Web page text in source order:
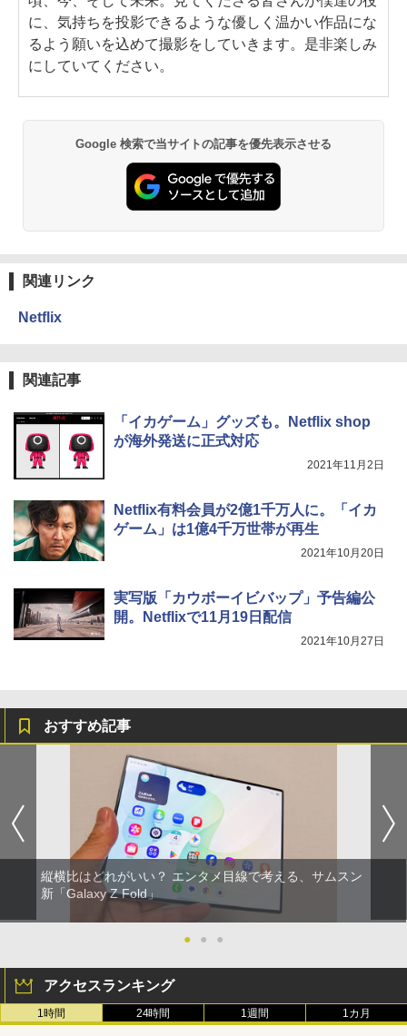
に、気持ちを投影できるような優しく温かい作品にな
るよう願いを込めて撮影をしていきます。是非楽しみ
にしていてください。
Google 検索で当サイトの記事を優先表示させる
関連リンク
Netflix
関連記事
「イカゲーム」グッズも。Netflix shop
が海外発送に正式対応
2021年11月2日
Netflix有料会員が2億1千万人に。「イカ
ゲーム」は1億4千万世帯が再生
2021年10月20日
実写版「カウボーイビバップ」予告編公
開。Netflixで11月19日配信
2021年10月27日
おすすめ記事
縦横比はどれがいい？ エンタメ目線で考える、サムスン
新「Galaxy Z Fold」
● ● ●
アクセスランキング
1時間 24時間 1週間 1カ月